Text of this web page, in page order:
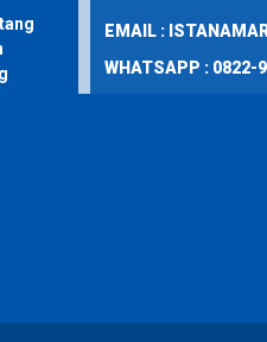
EMAIL :
WHATSAPP : 0822-